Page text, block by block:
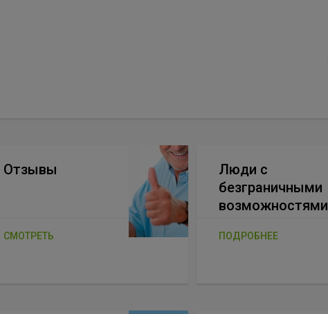
Отзывы
СМОТРЕТЬ
Люди с
безграничными
возможностями
ПОДРОБНЕЕ